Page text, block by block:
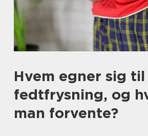
Hvem egner sig til
fedtfrysning, og
man forvente?